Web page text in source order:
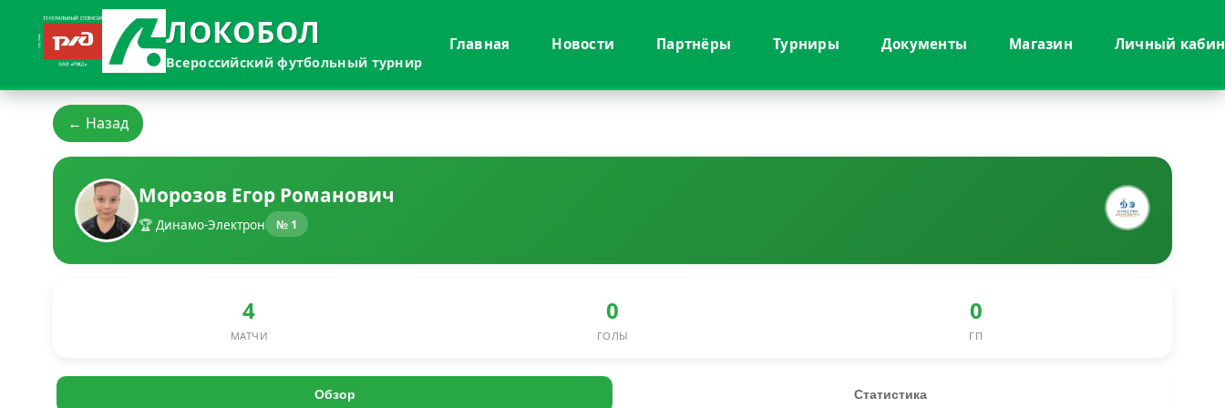
ЛОКОБОЛ
Всероссийский футбольный турнир
Главная Новости Партнёры Турниры Документы Магазин Личный
← Назад
Морозов Егор Романович
🏆 Динамо-Электрон № 1
4
МАТЧИ
0
ГОЛЫ
0
ГП
Обзор Статистика